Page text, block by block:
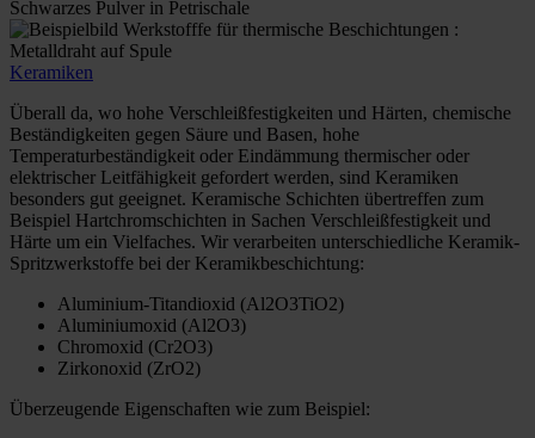
Keramiken
Überall da, wo hohe Verschleißfestigkeiten und Härten, chemische
Beständigkeiten gegen Säure und Basen, hohe
Temperaturbeständigkeit oder Eindämmung thermischer oder
elektrischer Leitfähigkeit gefordert werden, sind Keramiken
besonders gut geeignet. Keramische Schichten übertreffen zum
Beispiel Hartchromschichten in Sachen Verschleißfestigkeit und
Härte um ein Vielfaches. Wir verarbeiten unterschiedliche Keramik-
Spritzwerkstoffe bei der Keramikbeschichtung:
Aluminium-Titandioxid (Al2O3TiO2)
Aluminiumoxid (Al2O3)
Chromoxid (Cr2O3)
Zirkonoxid (ZrO2)
Überzeugende Eigenschaften wie zum Beispiel: